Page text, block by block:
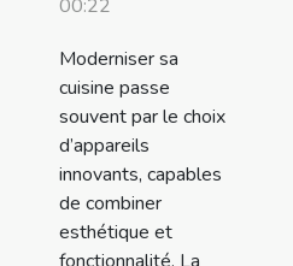
00:22
Moderniser sa
cuisine passe
souvent par le choix
d’appareils
innovants, capables
de combiner
esthétique et